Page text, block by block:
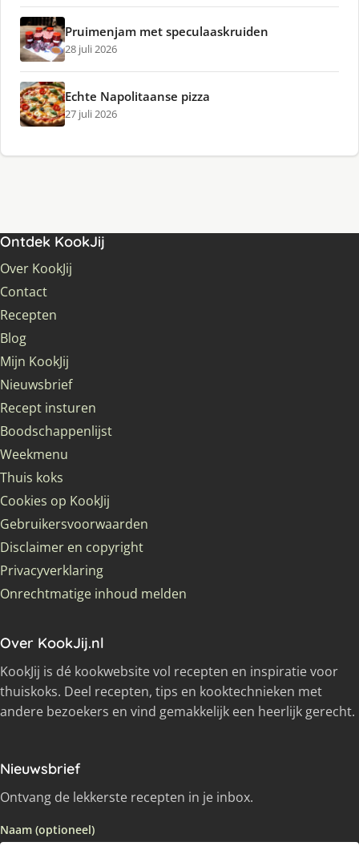
Pruimenjam met speculaaskruiden
28 juli 2026
Echte Napolitaanse pizza
27 juli 2026
Ontdek KookJij
Over KookJij
Contact
Recepten
Blog
Mijn KookJij
Nieuwsbrief
Recept insturen
Boodschappenlijst
Weekmenu
Thuis koks
Cookies op KookJij
Gebruikersvoorwaarden
Disclaimer en copyright
Privacyverklaring
Onrechtmatige inhoud melden
Over KookJij.nl
KookJij is dé kookwebsite vol recepten en inspiratie voor
thuiskoks. Deel recepten, tips en kooktechnieken met
andere bezoekers en vind gemakkelijk een heerlijk gerecht.
Nieuwsbrief
Ontvang de lekkerste recepten in je inbox.
Naam (optioneel)